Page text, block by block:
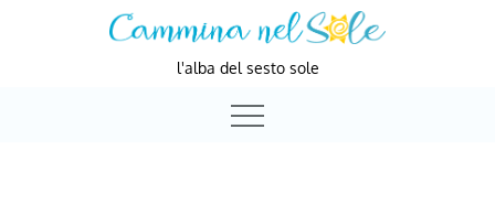
l'alba del sesto sole